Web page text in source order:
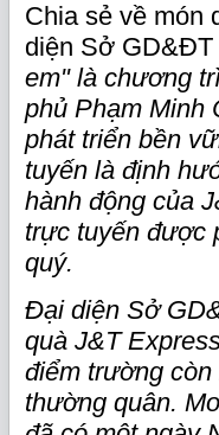
Chia sẻ về món
diện Sở GD&ĐT
em" là chương
phủ Phạm Minh
phát triển bền
tuyến là định
hành động của
trực tuyến được
quý.
Đạidiện Sở
quà J&T
điểm trường
thường quân.